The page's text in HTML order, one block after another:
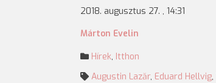
2018. augusztus 27. , 14:31
Márton Evelin
Hírek, Itthon
Augustin Lazăr, Eduard Hellvig,